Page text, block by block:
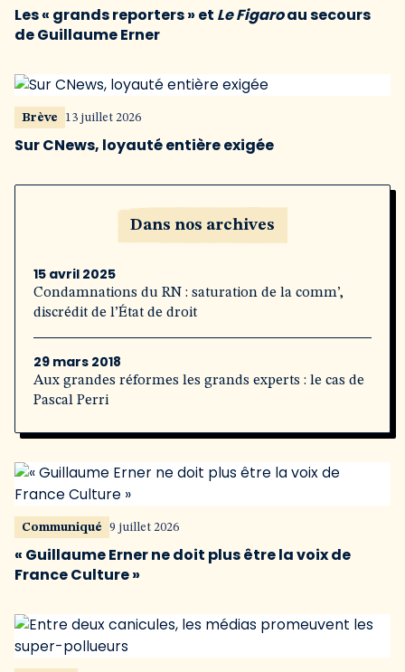
Les « grands reporters » et Le Figaroau secours
de Guillaume Erner
Brève 13 juillet 2026
Sur CNews, loyauté entière exigée
Dans nos archives
15 avril 2025
Condamnations du RN : saturation de la comm’,
discrédit de l’État de droit
29 mars 2018
Aux grandes réformes les grands experts : le cas de
Pascal Perri
Communiqué 9 juillet 2026
« Guillaume Erner ne doit plus être la voix de
France Culture »